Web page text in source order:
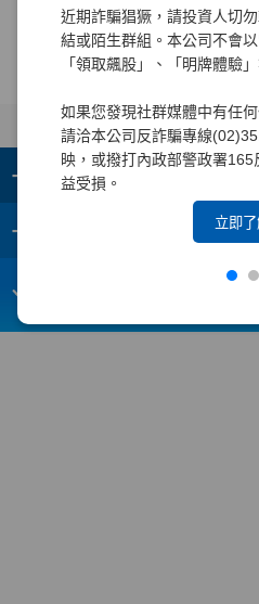
近期詐騙猖獗，請投資人切
結或陌生群組。本公司不會
「領取飆股」、「明牌體驗」
如果您發現社群媒體中有任
請洽本公司反詐騙專線
映，或撥打內政部警政署
益受損。
立即
+ 集團成員
+